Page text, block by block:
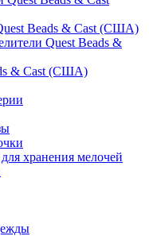
Beads & Cast (США)
Quest Beads &
& Cast (США)
хранения мелочей